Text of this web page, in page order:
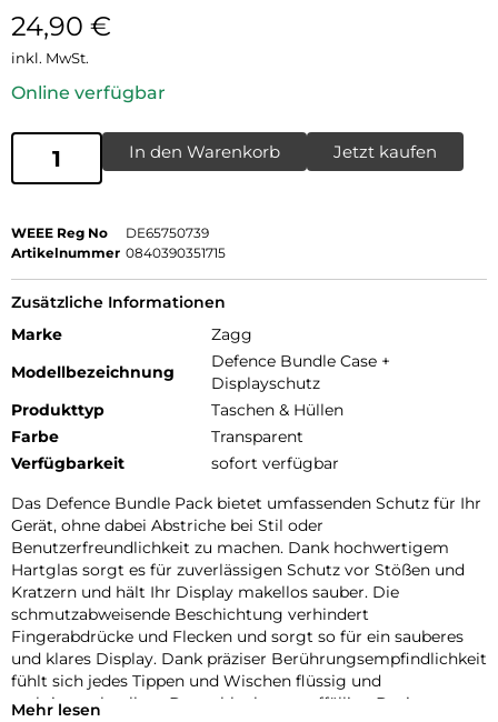
24,90 €
inkl. MwSt.
Online verfügbar
In den Warenkorb Jetzt kaufen
WEEE Reg No
DE65750739
Artikelnummer 0840390351715
Zusätzliche Informationen
Marke
Zagg
Modellbezeichnung
Defence Bundle Case +
Displayschutz
Produkttyp
Taschen & Hüllen
Farbe
Transparent
Verfügbarkeit
sofort verfügbar
Das Defence Bundle Pack bietet umfassenden Schutz für Ihr
Gerät, ohne dabei Abstriche bei Stil oder
Benutzerfreundlichkeit zu machen. Dank hochwertigem
Hartglas sorgt es für zuverlässigen Schutz vor Stößen und
Kratzern und hält Ihr Display makellos sauber. Die
schmutzabweisende Beschichtung verhindert
Fingerabdrücke und Flecken und sorgt so für ein sauberes
und klares Display. Dank präziser Berührungsempfindlichkeit
fühlt sich jedes Tippen und Wischen flüssig und
reaktionsschnell an. Das schlanke, unauffällige Design passt
Mehr lesen